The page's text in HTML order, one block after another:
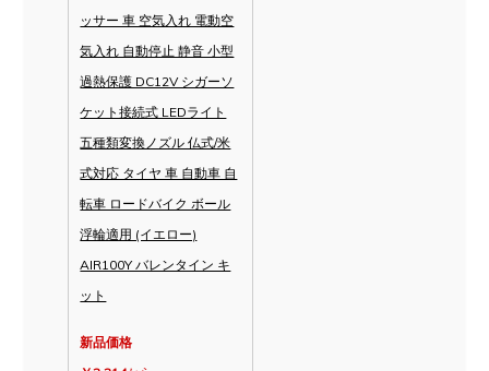
ッサー 車 空気入れ 電動空
気入れ 自動停止 静音 小型
過熱保護 DC12V シガーソ
ケット接続式 LEDライト
五種類変換ノズル 仏式/米
式対応 タイヤ 車 自動車 自
転車 ロードバイク ボール
浮輪適用 (イエロー)
AIR100Y バレンタイン キ
ット
新品価格